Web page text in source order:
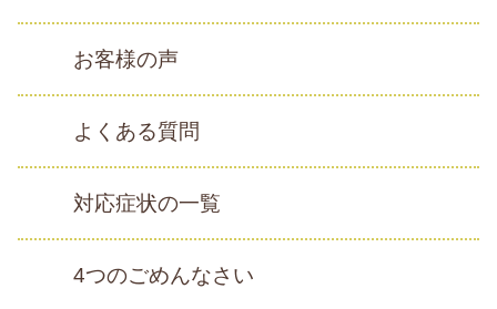
お客様の声
よくある質問
対応症状の一覧
4つのごめんなさい